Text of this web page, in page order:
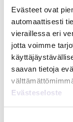
Evästeet ovat
automaattisesti
vieraillessa eri
jotta voimme
saavan tietoja
Evästeseloste
KIRJANPITO